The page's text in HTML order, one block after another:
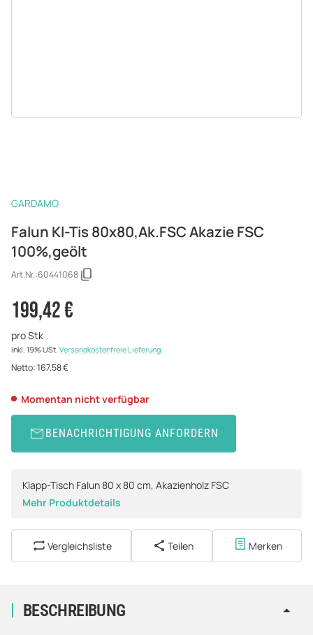
GARDAMO
Falun Kl-Tis 80x80,Ak.FSC Akazie FSC
100%,geölt
Art.Nr.:60441068
199,42 €
pro Stk
inkl. 19% USt. Versandkostenfreie Lieferung
Netto:167,58 €
Momentan nicht verfügbar
BENACHRICHTIGUNG ANFORDERN
Klapp-Tisch Falun 80 x 80 cm, Akazienholz FSC
Mehr Produktdetails
Vergleichsliste Teilen Merken
BESCHREIBUNG